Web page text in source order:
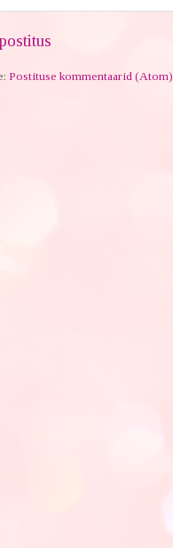
Postituse kommentaarid (Atom)